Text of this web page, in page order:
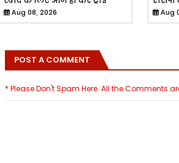
Aug 08, 2026 Aug
POST A COMMENT
* Please Don't Spam Here. All the Comments